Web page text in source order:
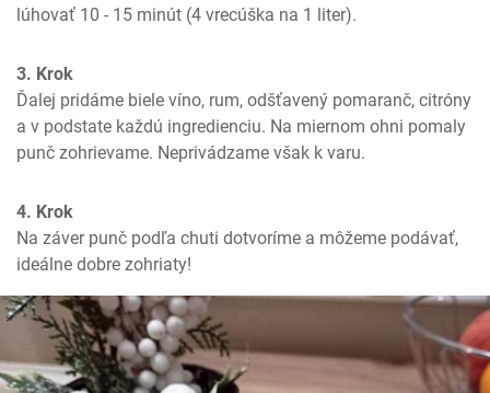
lúhovať 10 - 15 minút (4 vrecúška na 1 liter).
3. Krok
Ďalej pridáme biele víno, rum, odšťavený pomaranč, citróny
a v podstate každú ingredienciu. Na miernom ohni pomaly
punč zohrievame. Neprivádzame však k varu.
4. Krok
Na záver punč podľa chuti dotvoríme a môžeme podávať,
ideálne dobre zohriaty!